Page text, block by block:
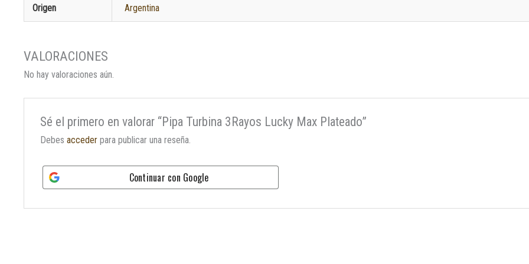
Origen Argentina
No hay valoraciones aún.
Sé el primero en valorar “Pipa Turbina 3Rayos Lucky Max Plateado”
Debes accederpara publicar una reseña.
Continuar con Google